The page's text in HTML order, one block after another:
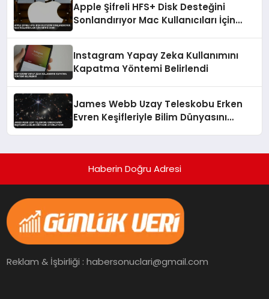
Apple Şifreli HFS+ Disk Desteğini
Sonlandırıyor Mac Kullanıcıları İçin
Instagram Yapay Zeka Kullanımını
Kapatma Yöntemi Belirlendi
James Webb Uzay Teleskobu Erken
Evren Keşifleriyle Bilim Dünyasını
Haberin Doğru Adresi
Reklam & İşbirliği : habersonuclari@gmail.com